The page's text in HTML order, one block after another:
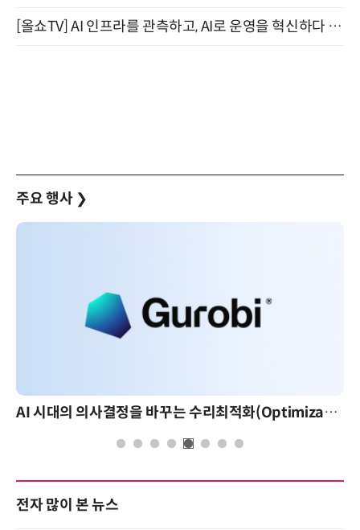
[올쇼TV] AI 인프라를 관측하고, AI로 운영을 혁신하다 (8월 11일 생방송)
주요 행사 ❯
AI 시대의 의사결정을 바꾸는 수리최적화(Optimization): 실제 산업 적용 사례와 활용 전략
전자 많이 본 뉴스